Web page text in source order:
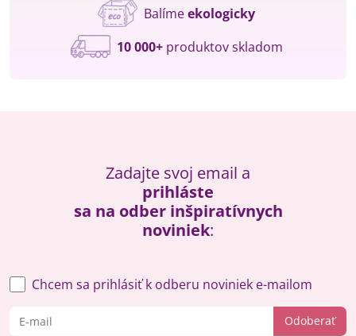
Balímeekologicky
10 000+produktov skladom
Zadajte svoj email a
prihláste
sa na odber inšpiratívnych
noviniek:
Odoberať
Chcem sa prihlásiť k odberu noviniek e-mailom